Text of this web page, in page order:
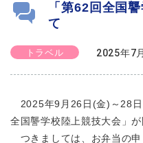
「第62回全国
て
トラベル 2025年7
2025年9月26日(金)～28日
全国讋学校陸上競技大会」が
つきましては、お弁当の